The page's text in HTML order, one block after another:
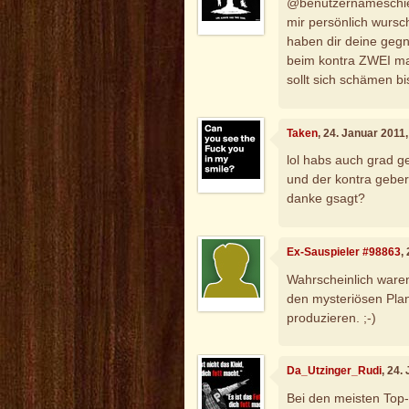
mir persönlich
haben dir deine
beim kontra ZWEI
sollt sich schämen
Taken, 24. Januar
lol habs auch grad
und der kontra
danke gsagt?
Ex-Sauspieler #98863,
Wahrscheinlich
den mysteriösen
produzieren. ;-)
Da_Utzinger_Rudi, 24.
Bei den meisten